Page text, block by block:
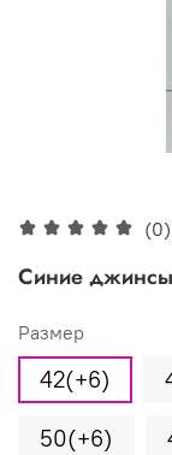
(0)
Синие джинсы
Размер
42(+6)
50(+6)